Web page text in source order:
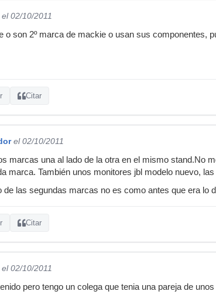
el 02/10/2011
o son 2º marca de mackie o usan sus componentes,
Citar
el 02/10/2011
marcas una al lado de la otra en el mismo stand.No
marca. También unos monitores jbl modelo nuevo,
de las segundas marcas no es como antes que era lo
Citar
el 02/10/2011
pero tengo un colega que tenia una pareja de